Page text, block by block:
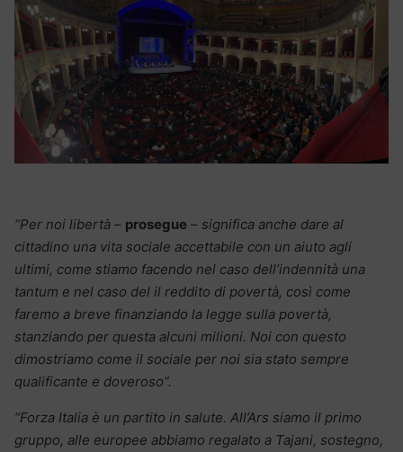
“Per noi libertà – prosegue – significa anche dare al
cittadino una vita sociale accettabile con un aiuto agli
ultimi, come stiamo facendo nel caso dell’indennità una
tantum e nel caso del il reddito di povertà, così come
faremo a breve finanziando la legge sulla povertà,
stanziando per questa alcuni milioni. Noi con questo
dimostriamo come il sociale per noi sia stato sempre
qualificante e doveroso”.
“Forza Italia è un partito in salute. All’Ars siamo il primo
gruppo, alle europee abbiamo regalato a Tajani, sostegno,